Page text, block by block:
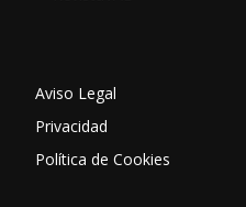
Aviso Legal
Privacidad
Política de Cookies